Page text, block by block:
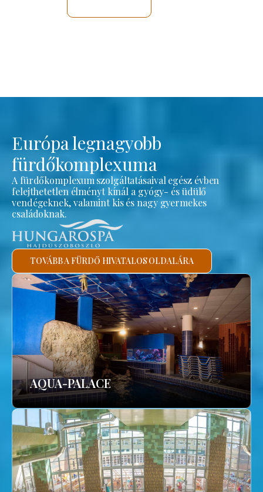
Európa legnagyobb
fürdőkomplexuma
A fürdőkomplexum szolgáltatásaival egész évben
felejthetetlen élményt kínál a gyógy- és üdülő
vendégeknek, valamint kis és nagy gyermekes
családoknak.
TOVÁBB A FÜRDŐ HIVATALOS OLDALÁRA
AQUA-PALACE